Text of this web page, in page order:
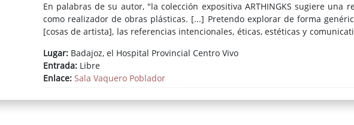
En palabras de su autor, "la colección expositiva ARTHINGKS sugiere una
como realizador de obras plásticas. [...] Pretendo explorar de forma
[cosas de artista], las referencias intencionales, éticas, estéticas y
determinada visión del mundo, que ocurre a través de diversos recursos;
matéricos, creando, finalmente, objetos que la representan."
Lugar:Badajoz, el Hospital Provincial Centro Vivo
Entrada:Libre
Enlace: Sala Vaquero Poblador